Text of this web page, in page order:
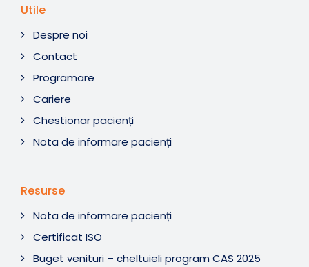
Utile
Despre noi
Contact
Programare
Cariere
Chestionar pacienți
Nota de informare pacienți
Resurse
Nota de informare pacienți
Certificat ISO
Buget venituri – cheltuieli program CAS 2025